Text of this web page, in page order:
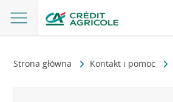
Strona główna Kontakt i pomoc